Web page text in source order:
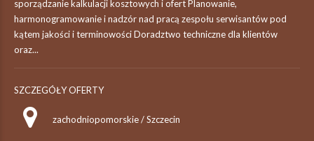
sporządzanie kalkulacji kosztowych i ofert Planowanie,
harmonogramowanie i nadzór nad pracą zespołu serwisantów pod
kątem jakości i terminowości Doradztwo techniczne dla klientów
oraz...
SZCZEGÓŁY OFERTY
zachodniopomorskie / Szczecin